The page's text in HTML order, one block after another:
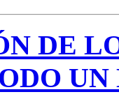
DE
UN